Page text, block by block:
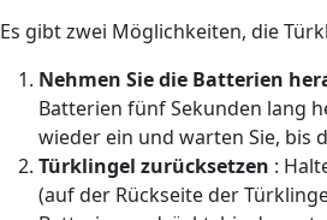
Es gibt zwei Möglichkeiten, die
Nehmen Sie die Batterien
Batterien fünf Sekunden lang
wieder ein und warten Sie, bis
Türklingel zurücksetzen :
(auf der Rückseite der